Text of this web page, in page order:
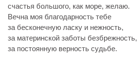
счастья большого, как море, желаю.
Вечна моя благодарность тебе
за бесконечную ласку и нежность,
за материнской заботы безбрежность,
за постоянную верность судьбе.